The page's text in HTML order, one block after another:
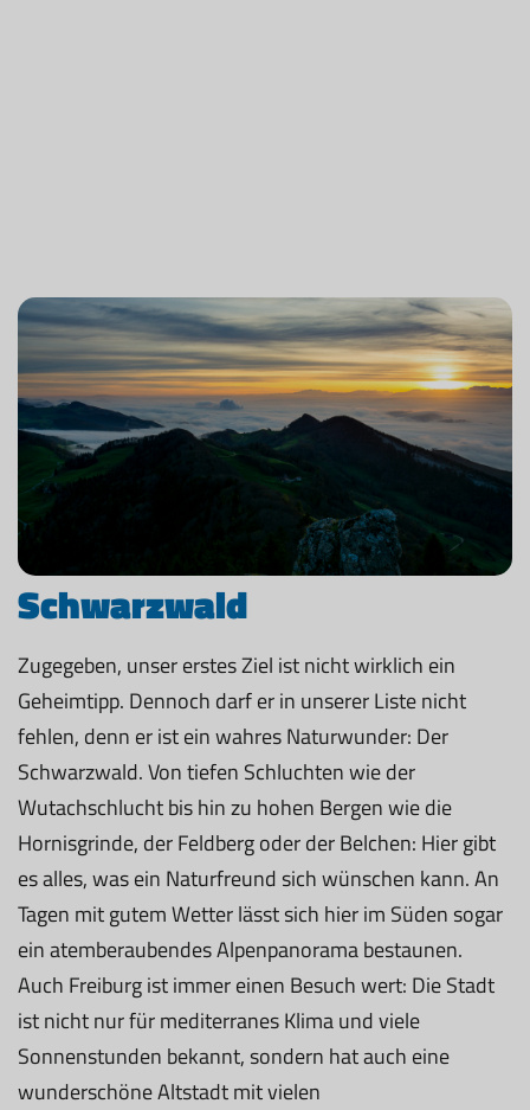
Schwarzwald
Zugegeben, unser erstes Ziel ist nicht wirklich ein
Geheimtipp. Dennoch darf er in unserer Liste nicht
fehlen, denn er ist ein wahres Naturwunder: Der
Schwarzwald. Von tiefen Schluchten wie der
Wutachschlucht bis hin zu hohen Bergen wie die
Hornisgrinde, der Feldberg oder der Belchen: Hier gibt
es alles, was ein Naturfreund sich wünschen kann. An
Tagen mit gutem Wetter lässt sich hier im Süden sogar
ein atemberaubendes Alpenpanorama bestaunen.
Auch Freiburg ist immer einen Besuch wert: Die Stadt
ist nicht nur für mediterranes Klima und viele
Sonnenstunden bekannt, sondern hat auch eine
wunderschöne Altstadt mit vielen